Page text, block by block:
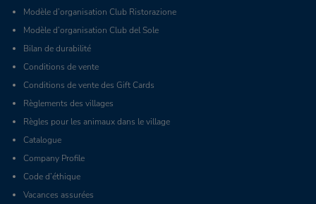
Modèle d’organisation Club Ristorazione
Modèle d’organisation Club del Sole
Bilan de durabilité
Conditions de vente
Conditions de vente des Gift Cards
Règlements des villages
Règles pour les animaux dans le village
Catalogue
Company Profile
Code d’éthique
Vacances assurées